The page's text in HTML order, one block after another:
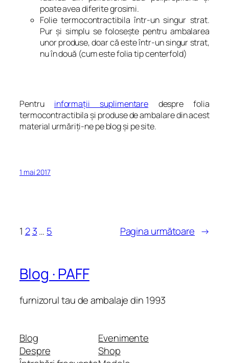
poate avea diferite grosimi.
Folie termocontractibila într-un singur strat.
Pur şi simplu se foloseşte pentru ambalarea
unor produse, doar că este într-un singur strat,
nu în două (cum este folia tip centerfold)
Pentru informaţii suplimentare despre folia
termocontractibila şi produse de ambalare din acest
material urmăriţi-ne pe blog şi pe site.
1 mai 2017
1 2 3… 5 Pagina următoare →
Blog · PAFF
furnizorul tau de ambalaje din 1993
Blog
Despre
Evenimente
Shop